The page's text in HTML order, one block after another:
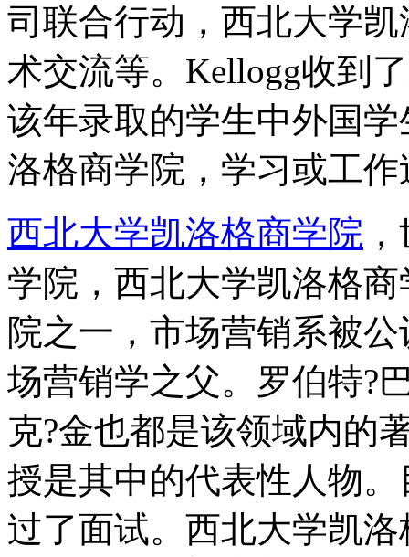
司联合行动，西北大学
术交流等。Kellogg收到
该年录取的学生中外国
洛格商学院，学习或工作
西北大学凯洛格商学院
学院，西北大学凯洛格
院之一，市场营销系被
场营销学之父。罗伯特?
克?金也都是该领域内的
授是其中的代表性人物
过了面试。西北大学凯